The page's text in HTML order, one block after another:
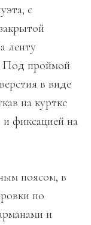
с
ленту
Под проймой
в виде
на куртке
фиксацией на
поясом, в
по
и